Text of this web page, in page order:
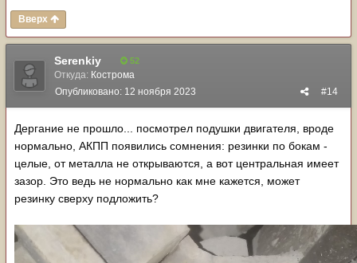
Вверх
Serenkiy 52
Откуда: Кострома
#14
Опубликовано: 12 ноября 2023
Дергание не прошло... посмотрел подушки двигателя, вроде
нормально, АКПП появились сомнения: резинки по бокам -
целые, от металла не открываются, а вот центральная имеет
зазор. Это ведь не нормально как мне кажется, может
резинку сверху подложить?